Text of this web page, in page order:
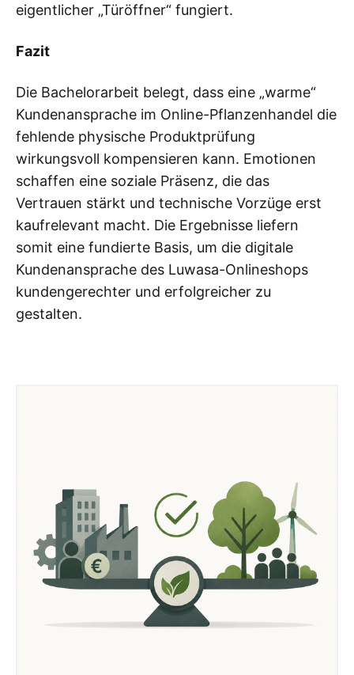
eigentlicher „Türöffner“ fungiert.
Fazit
Die Bachelorarbeit belegt, dass eine „warme“
Kundenansprache im Online-Pflanzenhandel die
fehlende physische Produktprüfung
wirkungsvoll kompensieren kann. Emotionen
schaffen eine soziale Präsenz, die das
Vertrauen stärkt und technische Vorzüge erst
kaufrelevant macht. Die Ergebnisse liefern
somit eine fundierte Basis, um die digitale
Kundenansprache des Luwasa-Onlineshops
kundengerechter und erfolgreicher zu
gestalten.